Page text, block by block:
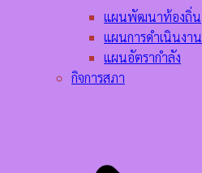
แผนพัฒนาท้องถิ่น
แผนการดำเนินงาน
แผนอัตรากำลัง
กิจการสภา